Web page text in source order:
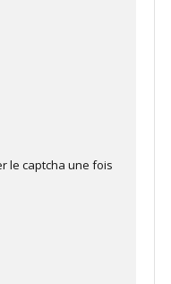
le captcha une fois